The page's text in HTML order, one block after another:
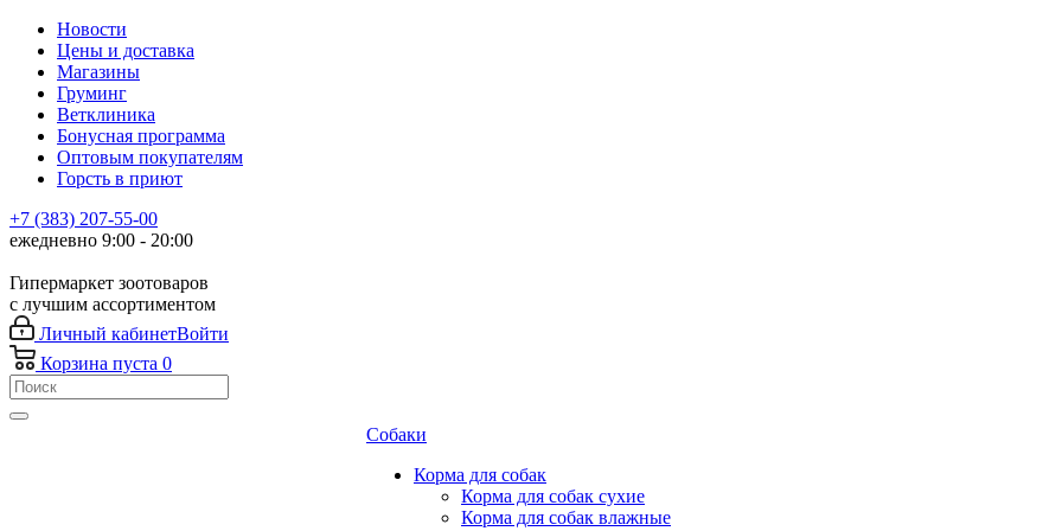
Новости
Цены и доставка
Магазины
Груминг
Ветклиника
Бонусная программа
Оптовым покупателям
Горсть в приют
+7 (383) 207-55-00
ежедневно 9:00 - 20:00
Гипермаркет зоотоваров
с лучшим ассортиментом
Личный кабинетВойти
Корзина пуста 0
Собаки
Корма для собак
Корма для собак сухие
Корма для собак влажные